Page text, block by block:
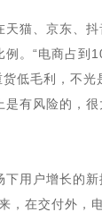
猫、京东、
。“电商占到
低毛利，不
有风险的，
用户增长的
，在交付外，